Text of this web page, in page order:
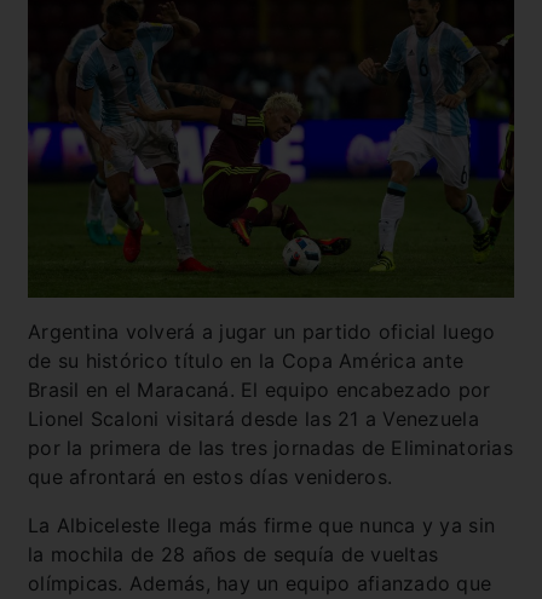
Argentina volverá a jugar un partido oficial luego
de su histórico título en la Copa América ante
Brasil en el Maracaná. El equipo encabezado por
Lionel Scaloni visitará desde las 21 a Venezuela
por la primera de las tres jornadas de Eliminatorias
que afrontará en estos días venideros.
La Albiceleste llega más firme que nunca y ya sin
la mochila de 28 años de sequía de vueltas
olímpicas. Además, hay un equipo afianzado que